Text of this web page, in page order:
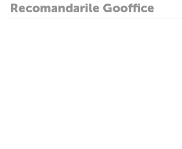
Recomandarile Gooffice